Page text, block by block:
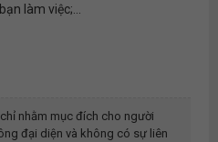
làm việc;...
nhằm mục đích cho người
đại diện và không có sự liên